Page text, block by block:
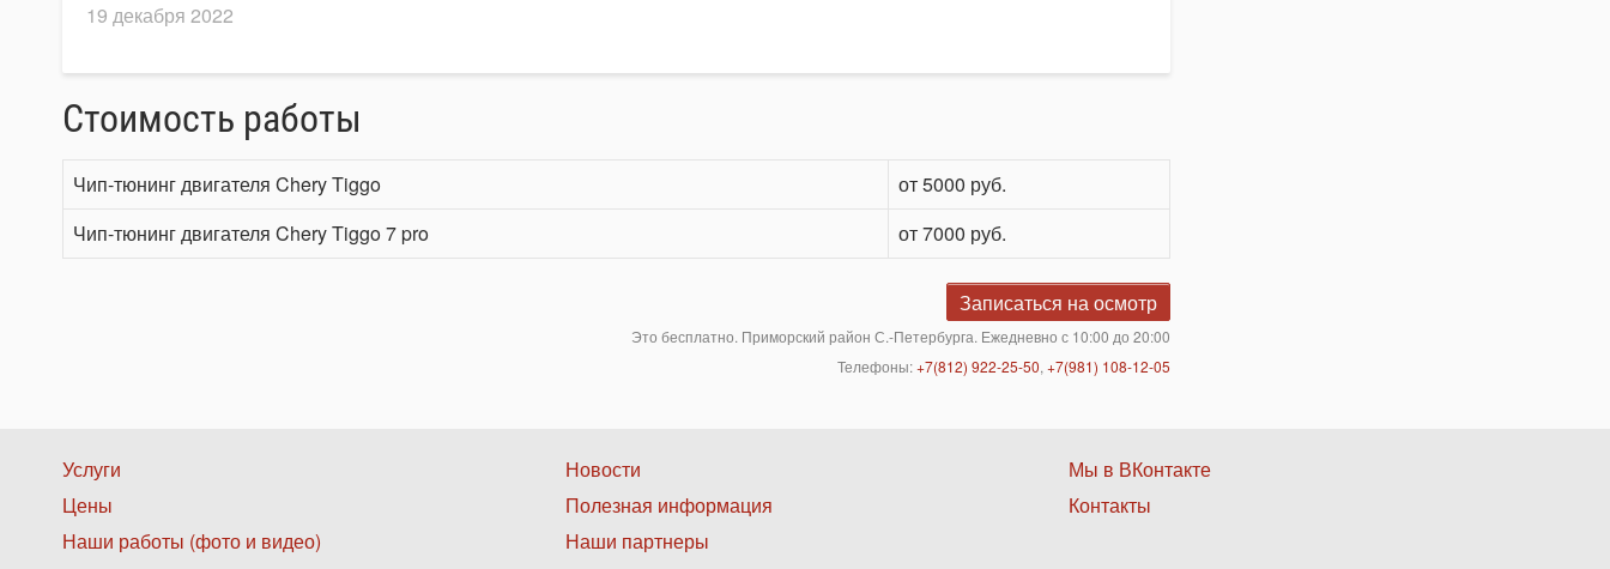
19 декабря 2022
Стоимость работы
Чип-тюнинг двигателя Chery Tiggo
от 5000 руб.
Чип-тюнинг двигателя Chery Tiggo 7 pro
от 7000 руб.
Записаться на осмотр
Это бесплатно. Приморский район С.-Петербурга. Ежедневно с 10:00 до 20:00
Телефоны:+7(812) 922-25-50, +7(981) 108-12-05
Нижнее
меню
Услуги
Цены
Наши работы (фото и видео)
Нижнее
меню
Новости
Полезная информация
Наши партнеры
Нижнее
меню
Мы в ВКонтакте
Контакты